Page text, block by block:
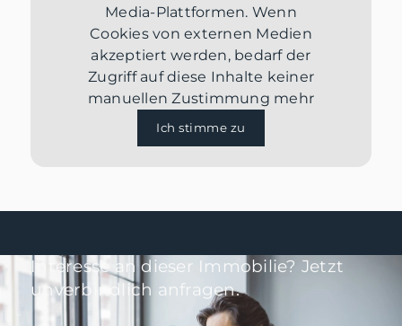
Media-Plattformen. Wenn
Cookies von externen Medien
akzeptiert werden, bedarf der
Zugriff auf diese Inhalte keiner
manuellen Zustimmung mehr
Ich stimme zu
Interesse an dieser Immobilie? Jetzt
unverbindlich anfragen.